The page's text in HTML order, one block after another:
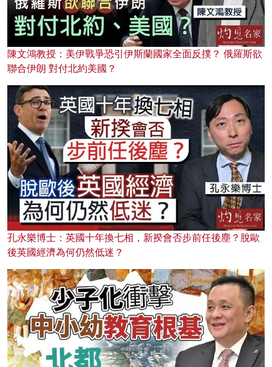
陳文鴻教授：美伊戰爭恐引伊斯蘭國家全面反撲？ 俄羅斯欲
聯合伊朗 對付北約美國？
孔永樂博士：英國十年換七相，新揆會否步前任後塵？脫歐
後英國經濟為何仍然低迷？